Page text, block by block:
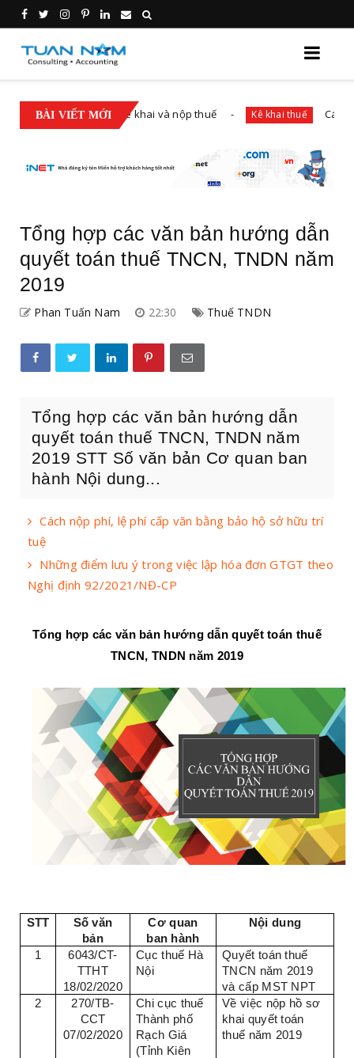
BÀI VIẾT MỚI
đăng ký thuế, kê khai và nộp thuế Kê khai thuế Các trường
Tổng hợp các văn bản hướng dẫn
quyết toán thuế TNCN, TNDN năm
2019
Phan Tuấn Nam 22:30 Thuế TNDN
Tổng hợp các văn bản hướng dẫn
quyết toán thuế TNCN, TNDN năm
2019 STT Số văn bản Cơ quan ban
hành Nội dung...
Cách nộp phí, lệ phí cấp văn bằng bảo hộ sở hữu trí
tuệ
Những điểm lưu ý trong việc lập hóa đơn GTGT theo
Nghị định 92/2021/NĐ-CP
Tổng hợp các văn bản hướng dẫn quyết toán thuế
TNCN, TNDN năm 2019
STT
Số văn
bản
Cơ quan
ban hành
Nội dung
1
6043/CT-
TTHT
18/02/2020
Cục thuế Hà
Nội
Quyết toán thuế
TNCN năm 2019
và cấp MST NPT
2
270/TB-
CCT
07/02/2020
Chi cục thuế
Thành phố
Rạch Giá
(Tỉnh Kiên
Về việc nộp hồ sơ
khai quyết toán
thuế năm 2019